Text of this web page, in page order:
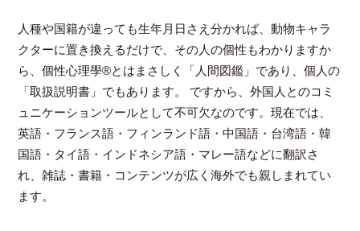
人種や国籍が違っても生年月日さえ分かれば、動物キャラ
クターに置き換えるだけで、その人の個性もわかりますか
ら、個性心理學®とはまさしく「人間図鑑」であり、個人の
「取扱説明書」でもあります。 ですから、外国人とのコミ
ュニケーションツールとして不可欠なのです。現在では、
英語・フランス語・フィンランド語・中国語・台湾語・韓
国語・タイ語・インドネシア語・マレー語などに翻訳さ
れ、雑誌・書籍・コンテンツが広く海外でも親しまれてい
ます。